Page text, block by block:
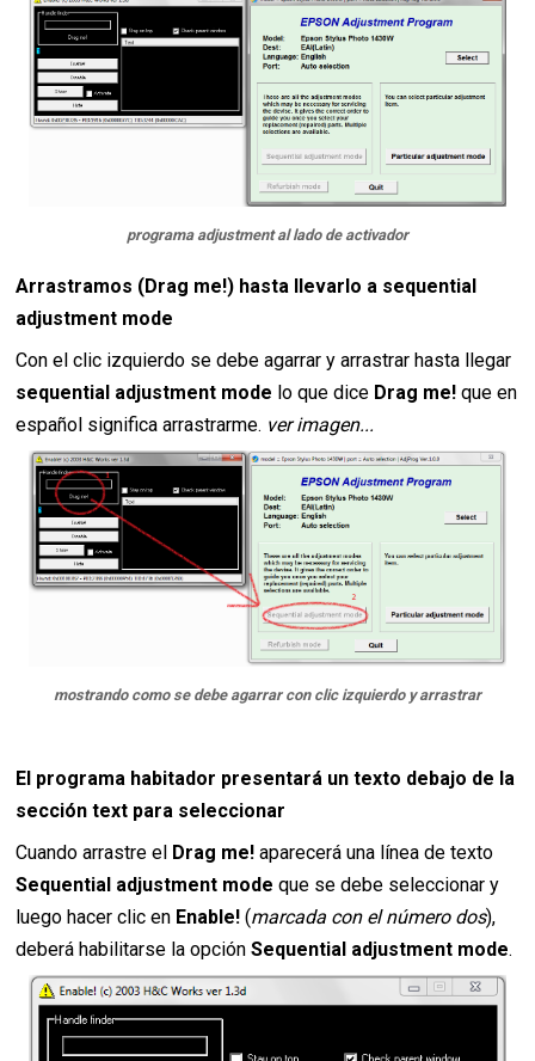
programa adjustment al lado de activador
Arrastramos (Drag me!) hasta llevarlo a sequential
adjustment mode
Con el clic izquierdo se debe agarrar y arrastrar hasta llegar
sequential adjustment mode lo que dice Drag me! que en
español significa arrastrarme. ver imagen...
mostrando como se debe agarrar con clic izquierdo y arrastrar
El programa habitador presentará un texto debajo de la
seccióntext para seleccionar
Cuando arrastre el Drag me! aparecerá una línea de texto
Sequential adjustment mode que se debe seleccionar y
luego hacer clic en Enable!(marcada con el número dos),
deberá habilitarse la opciónSequential adjustment mode.